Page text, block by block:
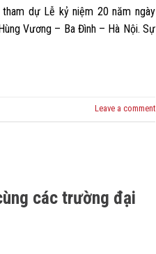
dự Lễ kỷ niệm 20 năm ngày
Vương – Ba Đình – Hà Nội. Sự
Leave a comment
các trường đại